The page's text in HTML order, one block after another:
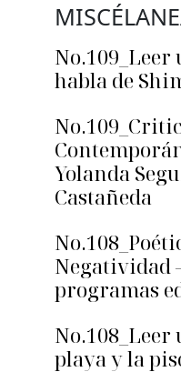
No.109_Leer
habla de
Yolanda
Castañeda
Negatividad
programas
No.108_Leer
playa y la